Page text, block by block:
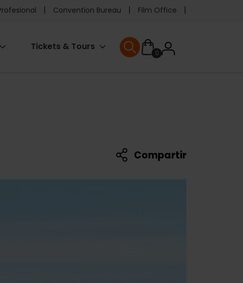
Convention Bureau Film Office
Tickets & Tours
0User
User menu
Compartir